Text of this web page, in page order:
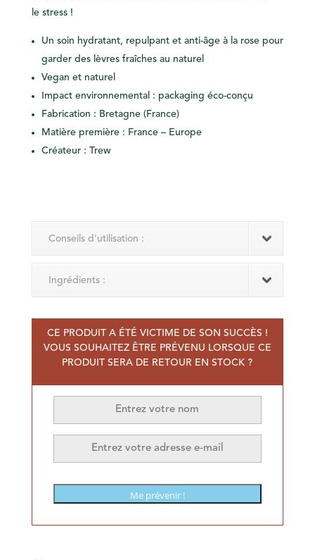
le stress!
Un soin hydratant, repulpant et anti-âge à la rose pour
garder des lèvres fraîches au naturel
Vegan et naturel
Impact environnemental : packaging éco-conçu
Fabrication : Bretagne (France)
Matière première : France – Europe
Créateur : Trew
Conseils d'utilisation :
Ingrédients :
CE PRODUIT A ÉTÉ VICTIME DE SON SUCCÈS !
VOUS SOUHAITEZ ÊTRE PRÉVENU LORSQUE CE
PRODUIT SERA DE RETOUR EN STOCK ?
Me prévenir !